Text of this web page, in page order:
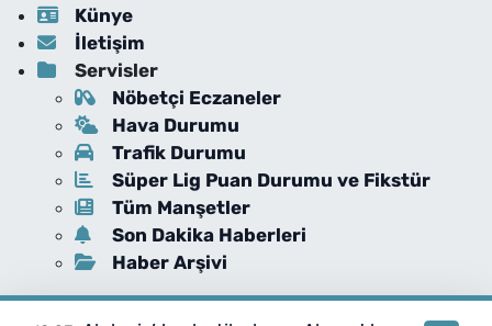
Künye
İletişim
Servisler
Nöbetçi Eczaneler
Hava Durumu
Trafik Durumu
Süper Lig Puan Durumu ve Fikstür
Tüm Manşetler
Son Dakika Haberleri
Haber Arşivi